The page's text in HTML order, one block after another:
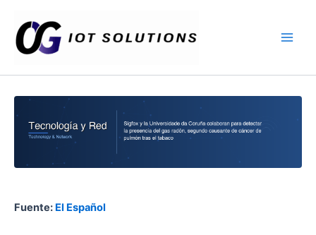
contenido
Fuente: El Español